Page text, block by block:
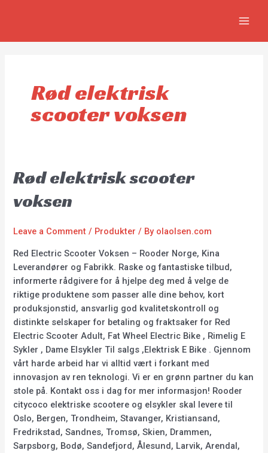
Rød elektrisk
scooter voksen
Rød elektrisk scooter
voksen
Leave a Comment / Produkter / By olaolsen.com
Red Electric Scooter Voksen – Rooder Norge, Kina
Leverandører og Fabrikk. Raske og fantastiske tilbud,
informerte rådgivere for å hjelpe deg med å velge de
riktige produktene som passer alle dine behov, kort
produksjonstid, ansvarlig god kvalitetskontroll og
distinkte selskaper for betaling og fraktsaker for Red
Electric Scooter Adult, Fat Wheel Electric Bike , Rimelig E
Sykler , Dame Elsykler Til salgs ,Elektrisk E Bike . Gjennom
vårt harde arbeid har vi alltid vært i forkant med
innovasjon av ren teknologi. Vi er en grønn partner du kan
stole på. Kontakt oss i dag for mer informasjon! Rooder
citycoco elektriske scootere og elsykler skal levere til
Oslo, Bergen, Trondheim, Stavanger, Kristiansand,
Fredrikstad, Sandnes, Tromsø, Skien, Drammen,
Sarpsborg, Bodø, Sandefjord, Ålesund, Larvik, Arendal,